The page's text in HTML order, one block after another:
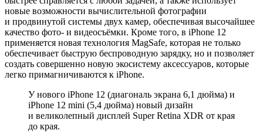
новые возможности вычислительной фотографии
и продвинутой системы двух камер, обеспечивая высочайшее
качество фото- и видеосъёмки. Кроме того, в iPhone 12
применяется новая технология MagSafe, которая не только
обеспечивает быструю беспроводную зарядку, но и позволяет
создать совершенно новую экосистему аксессуаров, которые
легко примагничиваются к iPhone.
У нового iPhone 12 (диагональ экрана 6,1 дюйма) и
iPhone 12 mini (5,4 дюйма) новый дизайн
и великолепный дисплей Super Retina XDR от края
до края.